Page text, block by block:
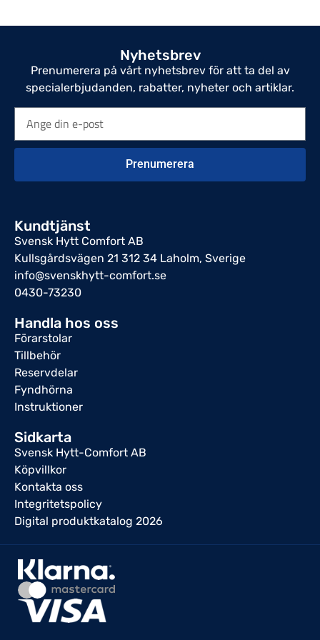
Nyhetsbrev
Prenumerera på vårt nyhetsbrev för att ta del av
specialerbjudanden, rabatter, nyheter och artiklar.
Prenumerera
Kundtjänst
Svensk Hytt Comfort AB
Kullsgårdsvägen 21 312 34 Laholm, Sverige
info@svenskhytt-comfort.se
0430-73230
Handla hos oss
Förarstolar
Tillbehör
Reservdelar
Fyndhörna
Instruktioner
Sidkarta
Svensk Hytt-Comfort AB
Köpvillkor
Kontakta oss
Integritetspolicy
Digital produktkatalog 2026